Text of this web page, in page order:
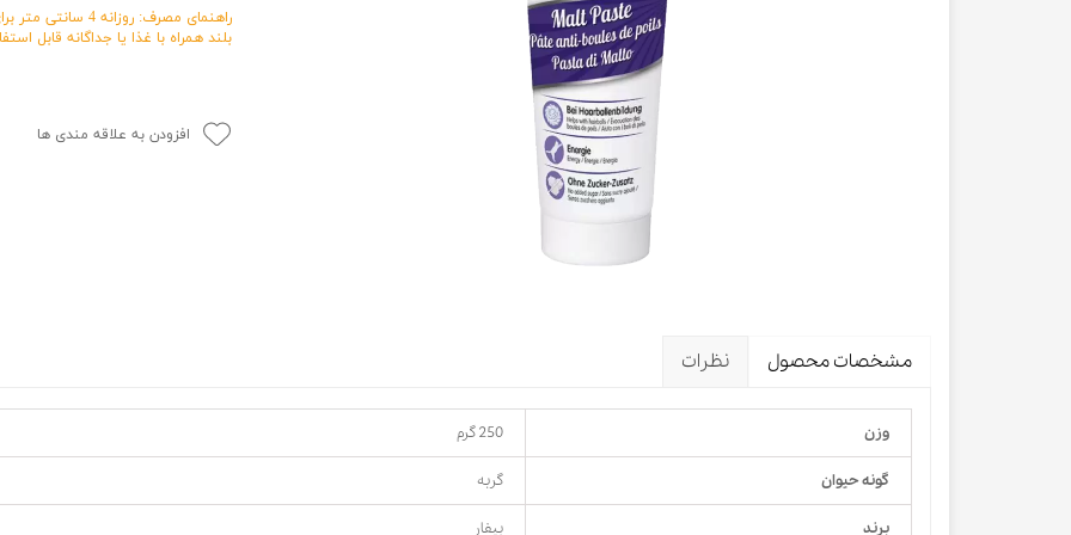
ظرف آب و غذا گربه
اسکرچر گربه
شیشه شیر بچه گربه
لباس و حوله گربه
لباس و حوله سگ
بلند همراه با غذا یا جداگانه قابل
افزودن به علاقه مندی ها
مشخصات محصول نظرات
وزن 250 گرم
گونه حیوان گربه
برند بیفار